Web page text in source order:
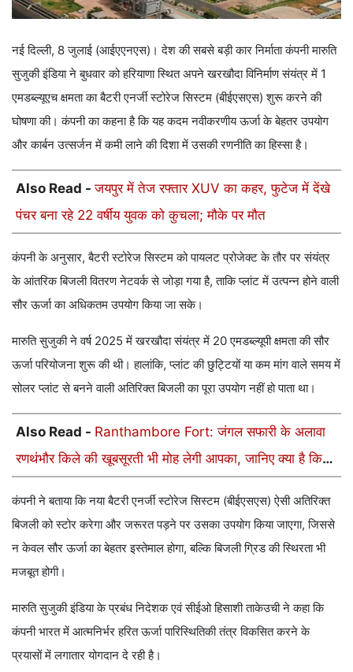
नई दिल्ली, 8 जुलाई (आईएएनएस)। देश की सबसे बड़ी कार निर्माता कंपनी मारुति
सुजुकी इंडिया ने बुधवार को हरियाणा स्थित अपने खरखौदा विनिर्माण संयंत्र में 1
एमडब्ल्यूएच क्षमता का बैटरी एनर्जी स्टोरेज सिस्टम (बीईएसएस) शुरू करने की
घोषणा की। कंपनी का कहना है कि यह कदम नवीकरणीय ऊर्जा के बेहतर उपयोग
और कार्बन उत्सर्जन में कमी लाने की दिशा में उसकी रणनीति का हिस्सा है।
Also Read -जयपुर में तेज रफ्तार XUV का कहर, फुटेज में देंखे
पंचर बना रहे 22 वर्षीय युवक को कुचला; मौके पर मौत
कंपनी के अनुसार, बैटरी स्टोरेज सिस्टम को पायलट प्रोजेक्ट के तौर पर संयंत्र
के आंतरिक बिजली वितरण नेटवर्क से जोड़ा गया है, ताकि प्लांट में उत्पन्न होने वाली
सौर ऊर्जा का अधिकतम उपयोग किया जा सके।
मारुति सुजुकी ने वर्ष 2025 में खरखौदा संयंत्र में 20 एमडब्ल्यूपी क्षमता की सौर
ऊर्जा परियोजना शुरू की थी। हालांकि, प्लांट की छुट्टियों या कम मांग वाले समय में
सोलर प्लांट से बनने वाली अतिरिक्त बिजली का पूरा उपयोग नहीं हो पाता था।
Also Read - Ranthambore Fort: जंगल सफारी के अलावा
रणथंभौर किले की खूबसूरती भी मोह लेगी आपका, जानिए क्या है किले
कंपनी ने बताया कि नया बैटरी एनर्जी स्टोरेज सिस्टम (बीईएसएस) ऐसी अतिरिक्त
बिजली को स्टोर करेगा और जरूरत पड़ने पर उसका उपयोग किया जाएगा, जिससे
न केवल सौर ऊर्जा का बेहतर इस्तेमाल होगा, बल्कि बिजली ग्रिड की स्थिरता भी
मजबूत होगी।
मारुति सुजुकी इंडिया के प्रबंध निदेशक एवं सीईओ हिसाशी ताकेउची ने कहा कि
कंपनी भारत में आत्मनिर्भर हरित ऊर्जा पारिस्थितिकी तंत्र विकसित करने के
प्रयासों में लगातार योगदान दे रही है।